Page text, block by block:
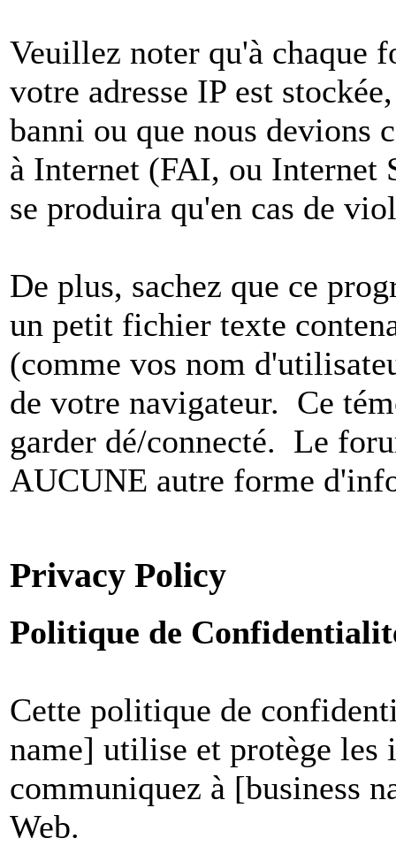
Veuillez noter qu'à chaque
votre adresse IP est
banni ou que nous devions
à Internet (FAI, ou
se produira qu'en cas de
De plus, sachez que ce
un petit fichier texte
(comme vos nom
de votre navigateur. Ce
garder dé/connecté. Le
AUCUNE autre forme
Privacy Policy
Politique de
Cette politique de
name] utilise et protège les
communiquez à [business
Web.